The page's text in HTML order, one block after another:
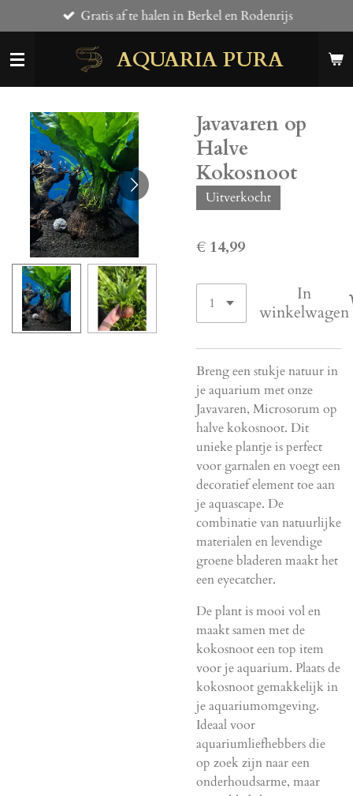
direct
naar
AQUARIA PURA
Gratis af te halen in Berkel en Rodenrijs
Javavaren op
Halve
Kokosnoot
Uitverkocht
€ 14,99
In
winkelwagen
Breng een stukje natuur in
je aquarium met onze
Javavaren, Microsorum op
halve kokosnoot. Dit
unieke plantje is perfect
voor garnalen en voegt een
decoratief element toe aan
je aquascape. De
combinatie van natuurlijke
materialen en levendige
groene bladeren maakt het
een eyecatcher.
De plant is mooi vol en
maakt samen met de
kokosnoot een top item
voor je aquarium. Plaats de
kokosnoot gemakkelijk in
je aquariumomgeving.
Ideaal voor
aquariumliefhebbers die
op zoek zijn naar een
onderhoudsarme, maar